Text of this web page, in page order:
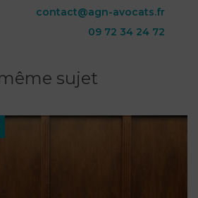
contact@agn-avocats.fr
09 72 34 24 72
sujet